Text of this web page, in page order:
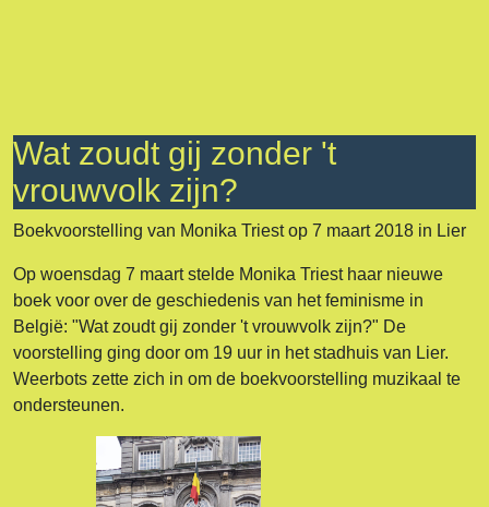
Wat zoudt gij zonder 't
vrouwvolk zijn?
Boekvoorstelling van Monika Triest op 7 maart 2018 in Lier
Op woensdag 7 maart stelde Monika Triest haar nieuwe
boek voor over de geschiedenis van het feminisme in
België: "Wat zoudt gij zonder 't vrouwvolk zijn?" De
voorstelling ging door om 19 uur in het stadhuis van Lier.
Weerbots zette zich in om de boekvoorstelling muzikaal te
ondersteunen.